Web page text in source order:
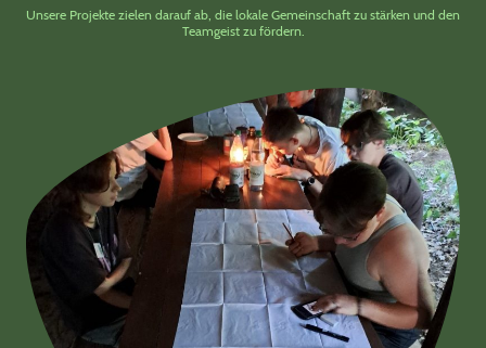
Unsere Projekte zielen darauf ab, die lokale Gemeinschaft zu stärken und den
Teamgeist zu fördern.